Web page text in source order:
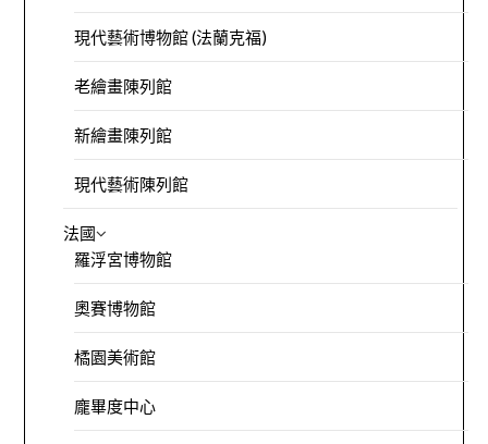
現代藝術博物館 (法蘭克福)
老繪畫陳列館
新繪畫陳列館
現代藝術陳列館
法國
羅浮宮博物館
奧賽博物館
橘園美術館
龐畢度中心